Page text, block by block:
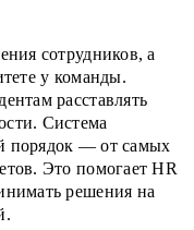
сотрудников, а
у команды.
расставлять
Система
порядок — от самых
Это помогает HR
решения на